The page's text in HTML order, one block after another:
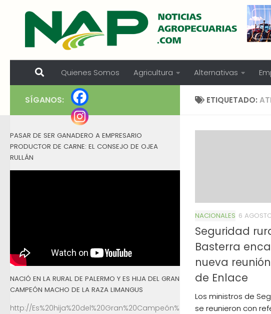
Skip to content
Quienes Somos Agricultura Alternativas
ETIQUETADO:
NACIONALES 6
Seguridad
Basterra
nueva
de Enlace
Los ministros de
se reunieron con
SÍGANOS:
PASAR DE SER GANADERO A EMPRESARIO
PRODUCTOR DE CARNE: EL CONSEJO DE OJEA
RULLÁN
NACIÓ EN LA RURAL DE PALERMO Y ES HIJA DEL GRAN
CAMPEÓN MACHO DE LA RAZA LIMANGUS
http://